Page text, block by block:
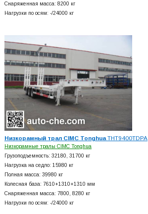
Снаряженная масса: 8200 кг
Нагрузки по осям: -/24000 кг
Низкорамный трал CIMC TonghuaTHT9400TDPA
Низкорамные тралы CIMC Tonghua
Грузоподъемность: 32180, 31700 кг
Нагрузка на седло: 15980 кг
Полная масса: 39980 кг
Колесная база: 7610+1310+1310 мм
Снаряженная масса: 7800, 8280 кг
Нагрузки по осям: -/24000 кг